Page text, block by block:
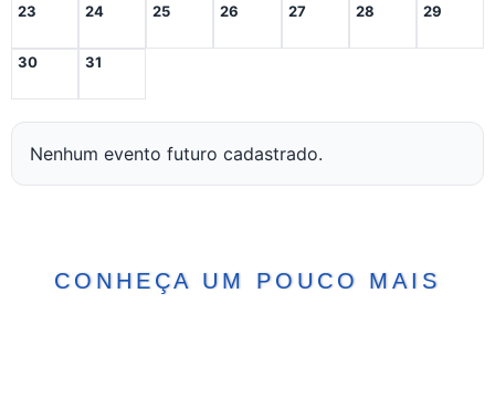
23 24 25 26 27 28 29
30 31
Nenhum evento futuro cadastrado.
CONHEÇA UM POUCO MAIS